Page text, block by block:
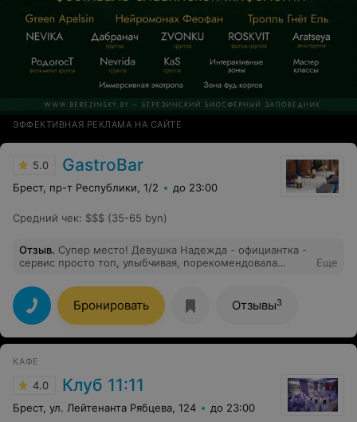
ЭФФЕКТИВНАЯ РЕКЛАМА НА САЙТЕ
5.0 GastroBar
Брест, пр-т Республики, 1/2 до 23:00
Средний чек: $$$ (35-65 byn)
Отзыв. Супер место! Девушка Надежда - официантка -
сервис просто топ, улыбчивая, порекомендовала
буду в Бресте смело буду идти сюда!
Еще
Бронировать Отзывы3
КАФЕ
4.0 Клуб 11:11
Брест, ул. Лейтенанта Рябцева, 124 до 23:00